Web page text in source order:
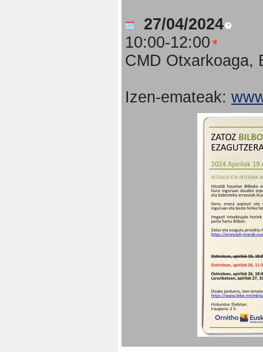
27/04/2024
10:00-12:00
CMD Otxarkoaga,
Izen-emateak: